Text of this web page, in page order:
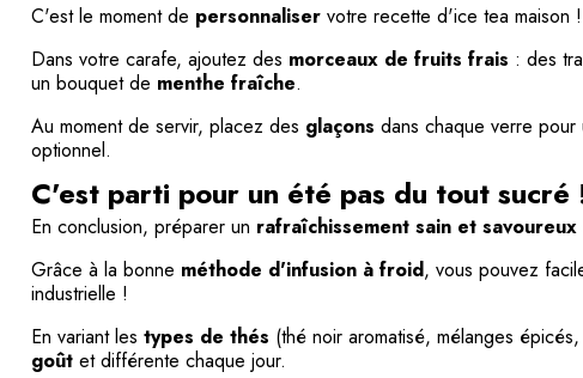
C'est le moment de personnaliser votre recette d'ice tea maison !
Dans votre carafe, ajoutez des morceaux de fruits frais : des
un bouquet de menthe fraîche.
Au moment de servir, placez des glaçons dans chaque verre
optionnel.
C'est parti pour un été pas du tout sucré
En conclusion, préparer un rafraîchissement sain et savoureux
Grâce à la bonne méthode d'infusion à froid, vous pouvez
industrielle !
En variant les types de thés (thé noir aromatisé, mélanges
goût et différente chaque jour.